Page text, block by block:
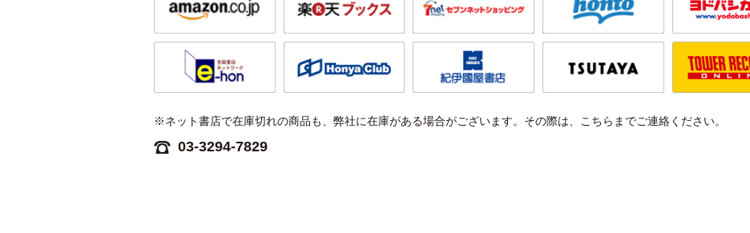
※ネット書店で在庫切れの商品も、弊社に在庫がある場合がございます。その際は、こちらまでご連絡ください。
03-3294-7829